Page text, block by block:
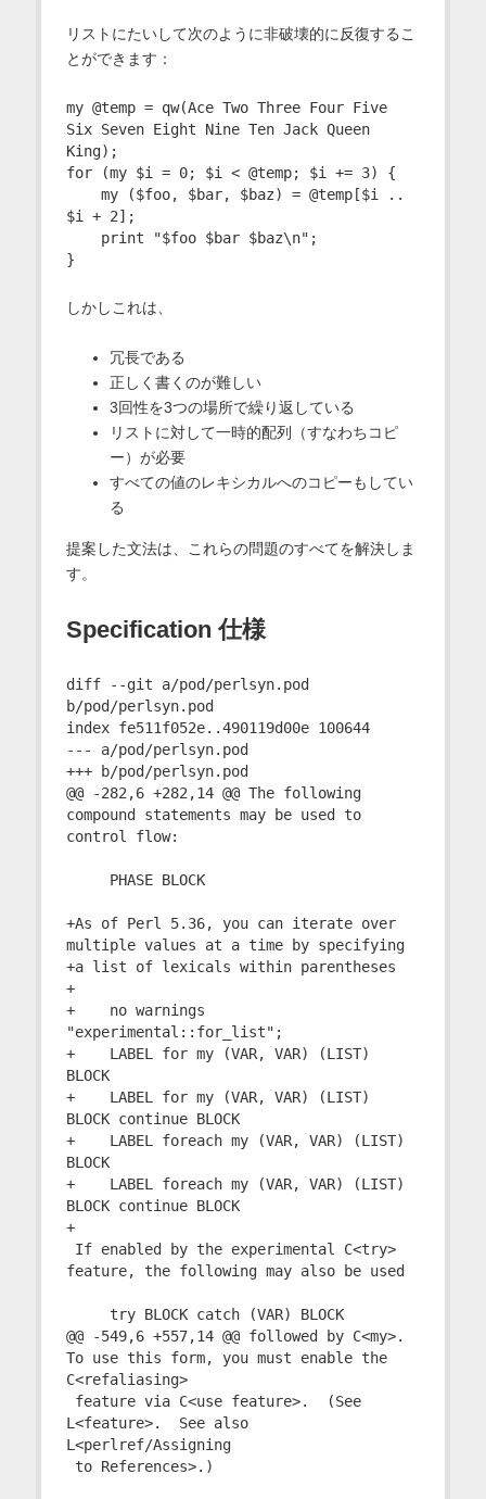
リストにたいして次のように非破壊的に反復するこ
とができます：
my @temp = qw(Ace Two Three Four Five
Six Seven Eight Nine Ten Jack Queen
King);
for (my $i = 0; $i < @temp; $i += 3) {
$i + 2];
しかしこれは、
冗長である
正しく書くのが難しい
3回性を3つの場所で繰り返している
リストに対して一時的配列（すなわちコピ
ー）が必要
すべての値のレキシカルへのコピーもしてい
る
提案した文法は、これらの問題のすべてを解決しま
す。
Specification 仕様
diff --git a/pod/perlsyn.pod
b/pod/perlsyn.pod
index fe511f052e..490119d00e 100644
--- a/pod/perlsyn.pod
+++ b/pod/perlsyn.pod
@@ -282,6 +282,14 @@ The following
compound statements may be used to
control flow:
+As of Perl 5.36, you can iterate over
multiple values at a time by specifying
+a list of lexicals within parentheses
+
+    no warnings
"experimental::for_list";
+    LABEL for my (VAR, VAR) (LIST)
BLOCK
+    LABEL for my (VAR, VAR) (LIST)
BLOCK continue BLOCK
+    LABEL foreach my (VAR, VAR) (LIST)
BLOCK
+    LABEL foreach my (VAR, VAR) (LIST)
BLOCK continue BLOCK
+
feature, the following may also be used
@@ -549,6 +557,14 @@ followed by C<my>.
To use this form, you must enable the
C<refaliasing>
L<feature>.  See also
L<perlref/Assigning